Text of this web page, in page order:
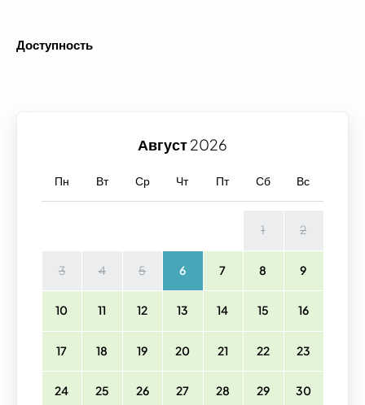
Доступность
Август2026
Пн Вт Ср Чт Пт Сб Вс
1 2
3 4 5 6 7 8 9
10 11 12 13 14 15 16
17 18 19 20 21 22 23
24 25 26 27 28 29 30